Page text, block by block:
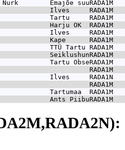
Nurk        Emajõe suuRADA1M
Ilves     RADA1M
Tartu     RADA1M
Harju OK  RADA1M
Ilves     RADA1M
Kape      RADA1M
TTÜ Tartu RADA1M
SeiklushunRADA1M
Tartu ObseRADA1M
RADA1M
Ilves     RADA1N
RADA1M
Tartumaa  RADA1M
Ants PiibuRADA1M